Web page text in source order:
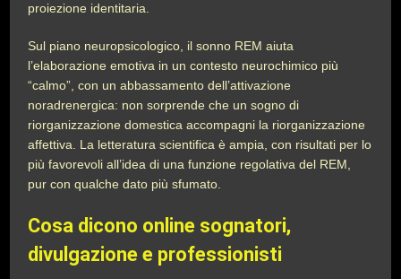
proiezione identitaria.
Sul piano neuropsicologico, il sonno REM aiuta
l’elaborazione emotiva in un contesto neurochimico più
“calmo”, con un abbassamento dell’attivazione
noradrenergica: non sorprende che un sogno di
riorganizzazione domestica accompagni la riorganizzazione
affettiva. La letteratura scientifica è ampia, con risultati per lo
più favorevoli all’idea di una funzione regolativa del REM,
pur con qualche dato più sfumato.
Cosa dicono online sognatori,
divulgazione e professionisti